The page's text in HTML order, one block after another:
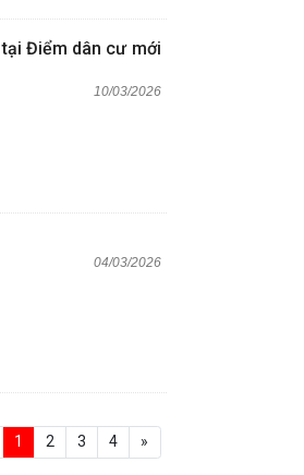
Điểm dân cư mới
10/03/2026
04/03/2026
1 2 3 4 »